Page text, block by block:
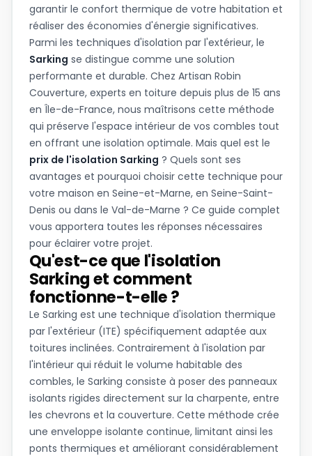
garantir le confort thermique de votre habitation et
réaliser des économies d'énergie significatives.
Parmi les techniques d'isolation par l'extérieur, le
Sarking se distingue comme une solution
performante et durable. Chez Artisan Robin
Couverture, experts en toiture depuis plus de 15 ans
en Île-de-France, nous maîtrisons cette méthode
qui préserve l'espace intérieur de vos combles tout
en offrant une isolation optimale. Mais quel est le
prix de l'isolation Sarking ? Quels sont ses
avantages et pourquoi choisir cette technique pour
votre maison en Seine-et-Marne, en Seine-Saint-
Denis ou dans le Val-de-Marne ? Ce guide complet
vous apportera toutes les réponses nécessaires
pour éclairer votre projet.
Qu'est-ce que l'isolation
Sarking et comment
fonctionne-t-elle ?
Le Sarking est une technique d'isolation thermique
par l'extérieur (ITE) spécifiquement adaptée aux
toitures inclinées. Contrairement à l'isolation par
l'intérieur qui réduit le volume habitable des
combles, le Sarking consiste à poser des panneaux
isolants rigides directement sur la charpente, entre
les chevrons et la couverture. Cette méthode crée
une enveloppe isolante continue, limitant ainsi les
ponts thermiques et améliorant considérablement